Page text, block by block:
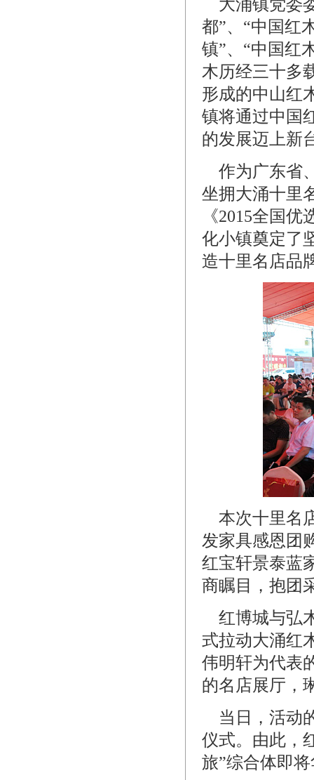
大涌镇党委
都”、“中国红
镇”、“中国红
木历经三十多
形成的中山红
镇将通过中国
的发展迈上新
作为广东省
坐拥大涌十里
《2015全国
化小镇奠定了
造十里名店品
本次十里名
发家具感恩团
红宝轩景泰蓝
商瞩目，抱团
红博城与弘
式拉动大涌红
伟明轩为代表
的名店展厅，
当日，活动
仪式。由此，
旅”综合体即